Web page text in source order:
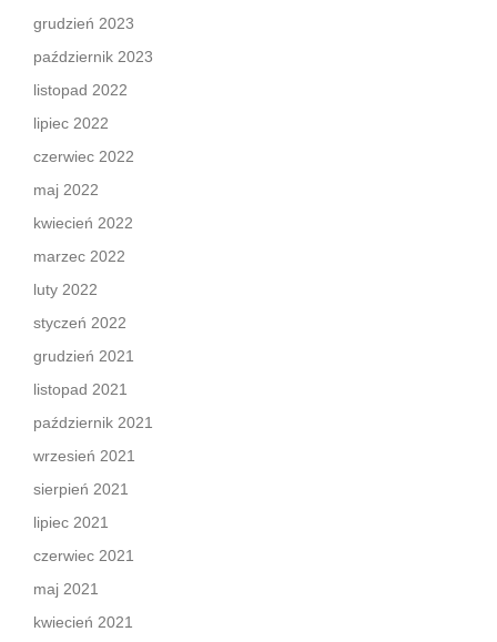
grudzień 2023
październik 2023
listopad 2022
lipiec 2022
czerwiec 2022
maj 2022
kwiecień 2022
marzec 2022
luty 2022
styczeń 2022
grudzień 2021
listopad 2021
październik 2021
wrzesień 2021
sierpień 2021
lipiec 2021
czerwiec 2021
maj 2021
kwiecień 2021